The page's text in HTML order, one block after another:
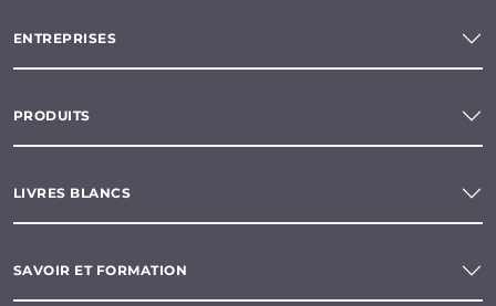
ENTREPRISES
PRODUITS
LIVRES BLANCS
SAVOIR ET FORMATION